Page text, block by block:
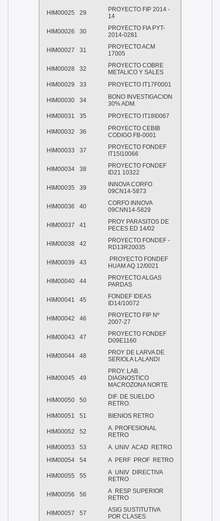
HIM00025 29
PROYECTO FIP 2014 -
14
HIM00026 30
PROYECTO FIA PYT-
2014-0281
HIM00027 31
PROYECTO ACM
17005
HIM00028 32
PROYECTO COBRE
METALICO Y SALES
HIM00029
33 PROYECTO IT17F0001
HIM00030 34
BONO INVESTIGACION
30% ADM.
HIM00031
35 PROYECTO IT18I0067
HIM00032 36
PROYECTO CEBIB
CODIGO FB-0001
HIM00033 37
PROYECTO FONDEF
IT15I10066
HIM00034 38
PROYECTO FONDEF
ID21 10322
HIM00035 39
INNOVA CORFO
09CN14-5873
HIM00036 40
CORFO INNOVA
09CNN14-5829
HIM00037 41
PROY PARASITOS DE
PECES ED 14/02
HIM00038 42
PROYECTO FONDEF -
RD13R20035
HIM00039 43
PROYECTO FONDEF
HUAM AQ 12/0021
HIM00040 44
PROYECTO ALGAS
PARDAS
HIM00041 45
FONDEF IDEAS
ID14/10072
HIM00042 46
PROYECTO FIP Nº
2007-27
HIM00043 47
PROYECTO FONDEF
D09E1160
HIM00044 48
PROY DE LARVA DE
SERIOLA LALANDI
HIM00045 49
PROY. LAB.
DIAGNOSTICO
MACROZONA NORTE
HIM00050 50
DIF. DE SUELDO
RETRO.
HIM00051
51 BIENIOS RETRO
HIM00052 52
A. PROFESIONAL
RETRO
HIM00053
53
A. UNIV ACAD RETRO
HIM00054
54 A PERF PROF RETRO
HIM00055 55
A UNIV DIRECTIVA
RETRO
HIM00056 56
A RESP SUPERIOR
RETRO
HIM00057 57
ASIG SUSTITUTIVA
POR CLASES